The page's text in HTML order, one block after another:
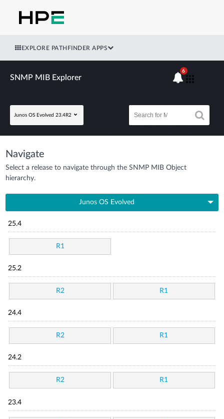
EXPLORE PATHFINDER APPS
SNMP MIB Explorer
Junos OS Evolved 23.4R2
6
Navigate
Select a release to navigate through the SNMP MIB Object
hierarchy.
Junos OS Evolved
25.4
R1
25.2
R2 R1
24.4
R2 R1
24.2
R2 R1
23.4